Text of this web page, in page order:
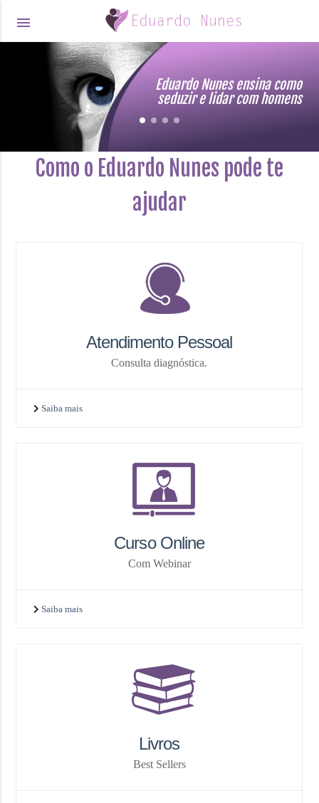
menu
Eduardo Nunes ensina como
seduzir e lidar com homens
Como o Eduardo Nunes pode te
ajudar
Atendimento Pessoal
Consulta diagnóstica.
Saiba mais
Curso Online
Com Webinar
Saiba mais
Livros
Best Sellers